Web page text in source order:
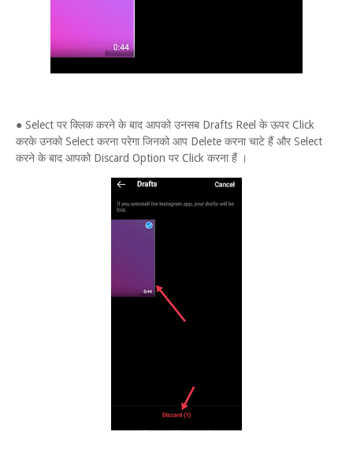
● Select पर क्लिक करने के बाद आपको उनसब Drafts Reel के ऊपर Click
करके उनको Select करना परेगा जिनको आप Delete करना चाटे हैं और Select
करने के बाद आपको Discard Option पर Click करना हैं ।